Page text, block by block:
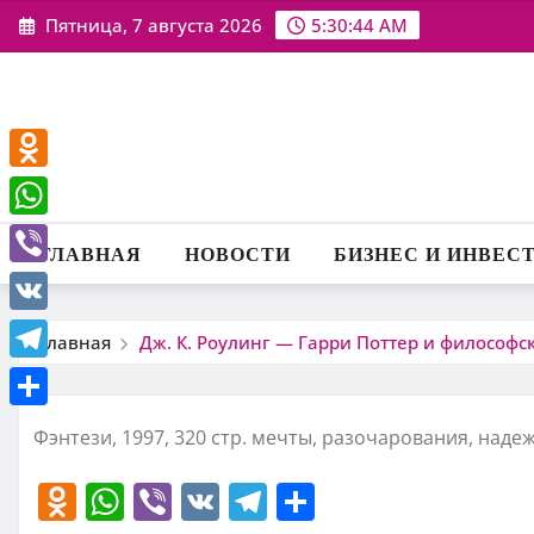
Перейти
к
Пятница, 7 августа 2026 5:30:45 AM
ГЛАВНАЯ НОВОСТИ БИЗНЕС И
Главная Дж. К. Роулинг — Гарри Поттер и
Фэнтези, 1997, 320 стр. мечты, разочарования,
O W Vi V T
Odnoklassniki
WhatsApp
Viber
VK
Telegram
Отправить